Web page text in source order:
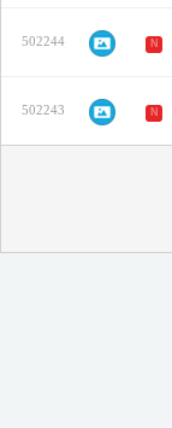
502244 N
502243 N